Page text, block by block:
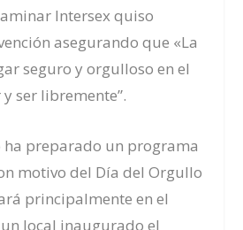
Intersex quiso
asegurando que «La
seguro y orgulloso en el
ser libremente”.
preparado un programa
motivo del Día del Orgullo
principalmente en el
local inaugurado el